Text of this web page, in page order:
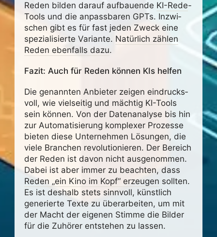
Reden bilden darauf aufbau­ende KI-Rede-
Tools und die anpass­baren GPTs. Inzwi­
schen gibt es für fast jeden Zweck eine
spezia­li­sierte Vari­ante. Natür­lich zählen
Reden eben­falls dazu.
Fazit: Auch für Reden können KIs helfen
Die genannten Anbieter zeigen eindrucks­
voll, wie viel­seitig und mächtig KI-Tools
sein können. Von der Daten­ana­lyse bis hin
zur Auto­ma­ti­sie­rung komplexer Prozesse
bieten diese Unter­nehmen Lösungen, die
viele Bran­chen revo­lu­tio­nieren. Der Bereich
der Reden ist davon nicht ausge­nommen.
Dabei ist aber immer zu beachten, dass
Reden „ein Kino im Kopf“ erzeugen sollten.
Es ist deshalb stets sinn­voll, künst­lich
gene­rierte Texte zu über­ar­beiten, um mit
der Macht der eigenen Stimme die Bilder
für die Zuhörer entstehen zu lassen.